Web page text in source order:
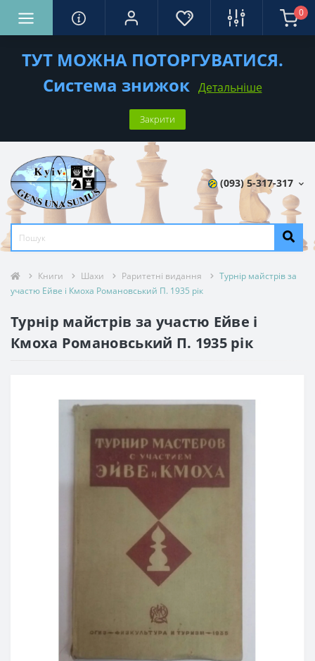
ТУТ МОЖНА ПОТОРГУВАТИСЯ.
Система знижок Детальніше
Закрити
0
(093) 5-317-317
Книги Шахи Раритетні видання
Турнір майстрів за
участю Ейве і Кмоха Романовський П. 1935 рік
Турнір майстрів за участю Ейве і
Кмоха Романовський П. 1935 рік